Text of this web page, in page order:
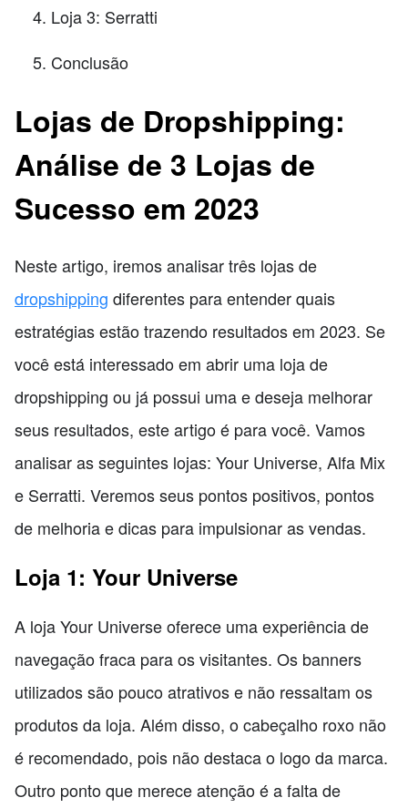
Loja 3: Serratti
Conclusão
Lojas de Dropshipping:
Análise de 3 Lojas de
Sucesso em 2023
Neste artigo, iremos analisar três lojas de
dropshipping diferentes para entender quais
estratégias estão trazendo resultados em 2023. Se
você está interessado em abrir uma loja de
dropshipping ou já possui uma e deseja melhorar
seus resultados, este artigo é para você. Vamos
analisar as seguintes lojas: Your Universe, Alfa Mix
e Serratti. Veremos seus pontos positivos, pontos
de melhoria e dicas para impulsionar as vendas.
Loja 1: Your Universe
A loja Your Universe oferece uma experiência de
navegação fraca para os visitantes. Os banners
utilizados são pouco atrativos e não ressaltam os
produtos da loja. Além disso, o cabeçalho roxo não
é recomendado, pois não destaca o logo da marca.
Outro ponto que merece atenção é a falta de